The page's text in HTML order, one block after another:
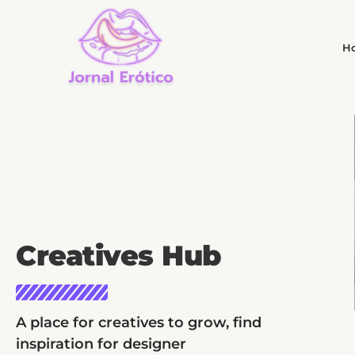
Creatives Hub
A place for creatives to grow, find
inspiration for designer
NOTÍCIAS
Ficção jurídica na literatura?